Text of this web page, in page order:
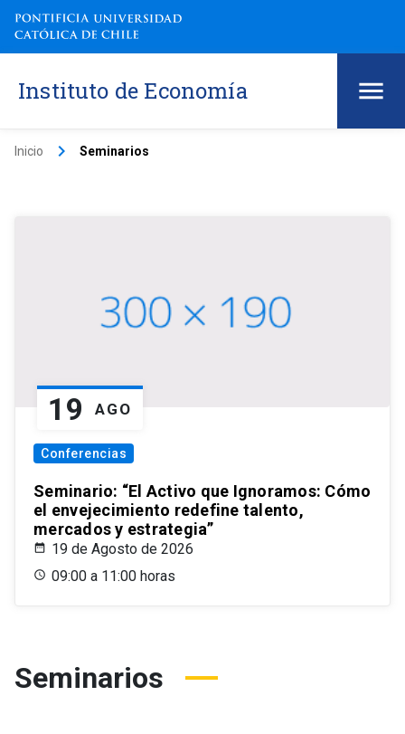
Instituto de Economía
Inicio keyboard_arrow_right Seminarios
19 AGO
Conferencias
Seminario: “El Activo que Ignoramos: Cómo
el envejecimiento redefine talento,
mercados y estrategia”
19 de Agosto de 2026
09:00 a 11:00 horas
Seminarios